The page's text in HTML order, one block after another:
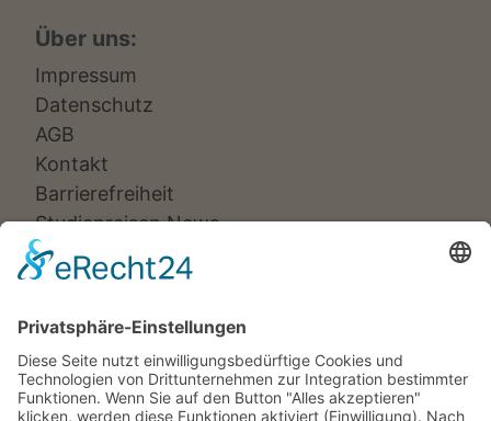
Über uns:
Impressum
Datenschutz
AGB
Kontakt
Barrierefreiheit
Studienreisen News
Veranstalter:
Ameropa Reisen
Bavaria Fernreisen
Berge & Meer
Gebeco